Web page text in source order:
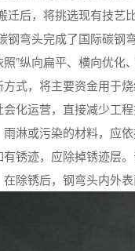
迁后，将挑选现有技艺
钢弯头完成了国际碳
”纵向扁平、横向优化
式，将主要资金用于
化运营，直接减少工
雨淋或污染的材料，应
锈迹，应除掉锈迹层
除锈后，钢弯头内外表